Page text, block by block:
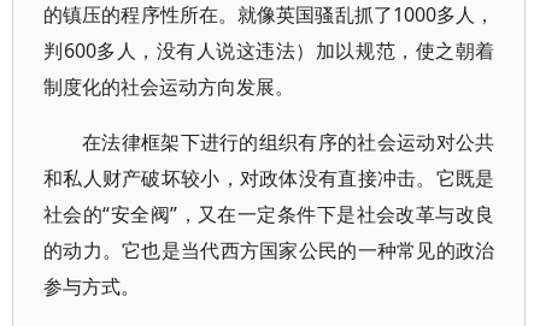
的镇压的程序性所在。就像英国骚乱抓了1000多人，
判600多人，没有人说这违法）加以规范，使之朝着
制度化的社会运动方向发展。
在法律框架下进行的组织有序的社会运动对公共
和私人财产破坏较小，对政体没有直接冲击。它既是
社会的“安全阀”，又在一定条件下是社会改革与改良
的动力。它也是当代西方国家公民的一种常见的政治
参与方式。